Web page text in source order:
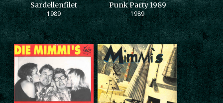
Sardellenfilet
1989
Punk Party 1989
1989